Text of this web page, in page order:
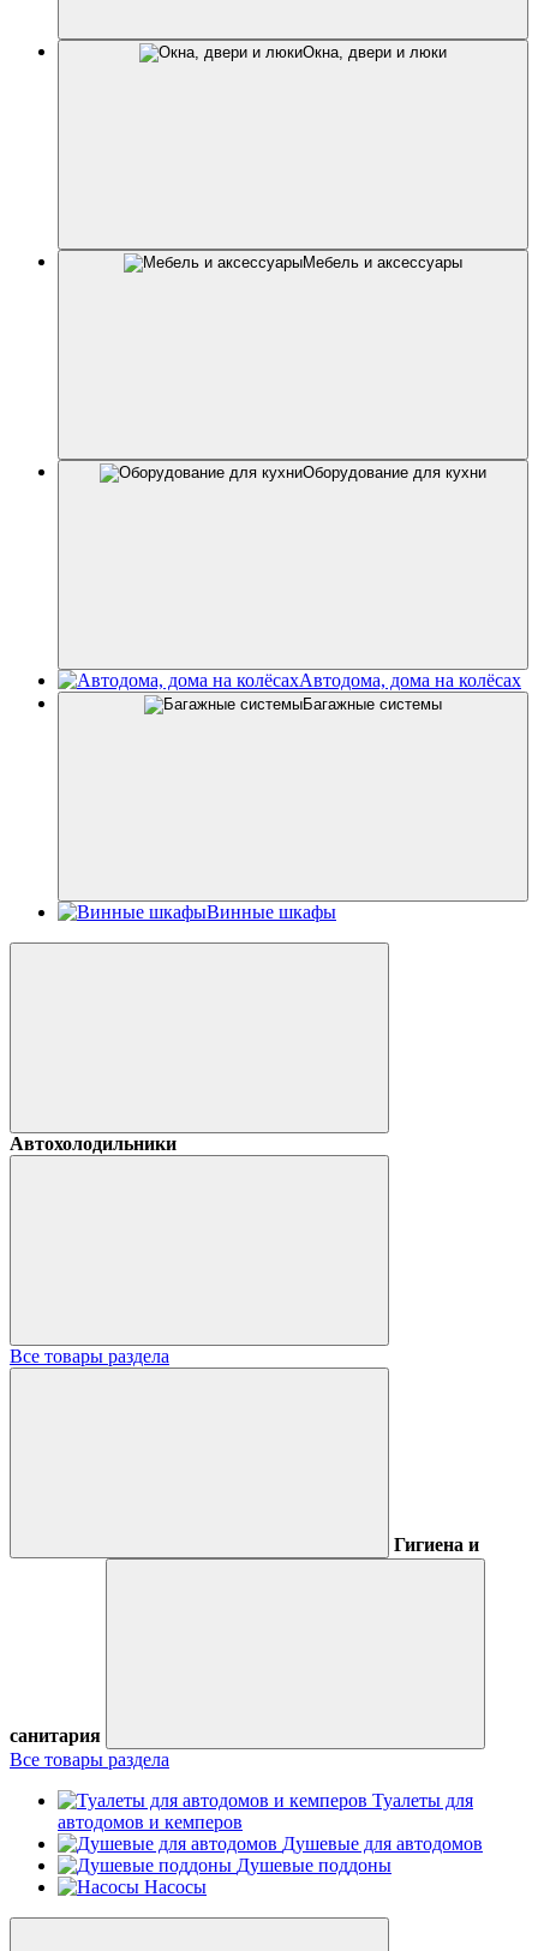
Окна, двери и люки
Мебель и аксессуары
Оборудование для кухни
Автодома, дома на колёсах
Багажные системы
Винные шкафы
Автохолодильники
Все товары раздела
Гигиена и
санитария
Все товары раздела
Туалеты для
автодомов и кемперов
Душевые для автодомов
Душевые поддоны
Насосы